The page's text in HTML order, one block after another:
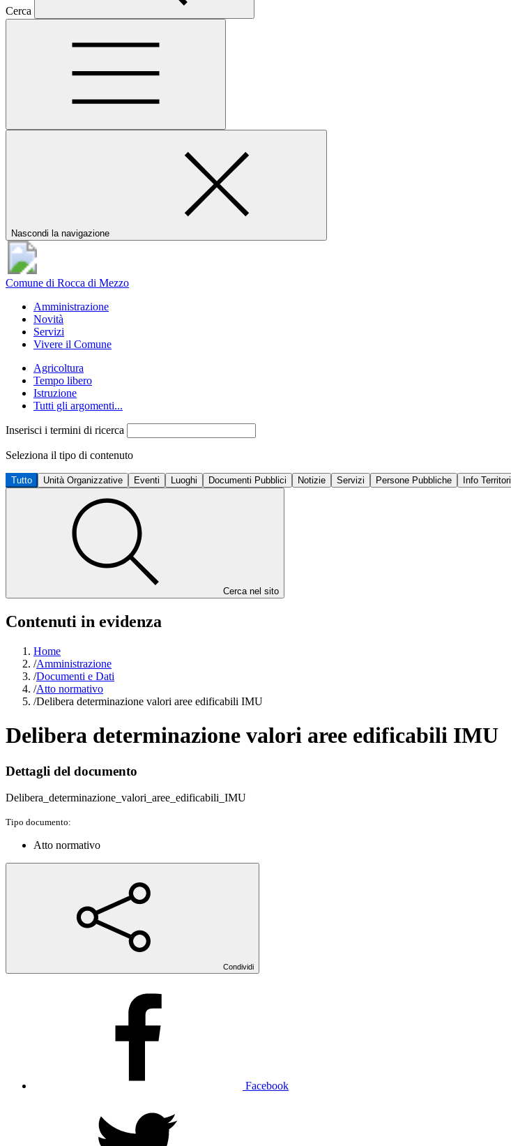
Cerca
Nascondi la navigazione
Comune di Rocca di Mezzo
Amministrazione
Novità
Servizi
Vivere il Comune
Agricoltura
Tempo libero
Istruzione
Tutti gli argomenti...
Inserisci i termini di ricerca
Seleziona il tipo di contenuto
Tutto Unità Organizzative Eventi Luoghi Documenti Pubblici Notizie Servizi Persone Pubbliche Info Territori
Cerca nel sito
Contenuti in evidenza
Home
/Amministrazione
/Documenti e Dati
/Atto normativo
/Delibera determinazione valori aree edificabili IMU
Delibera determinazione valori aree edificabili IMU
Dettagli del documento
Delibera_determinazione_valori_aree_edificabili_IMU
Tipo documento:
Atto normativo
Condividi
Facebook